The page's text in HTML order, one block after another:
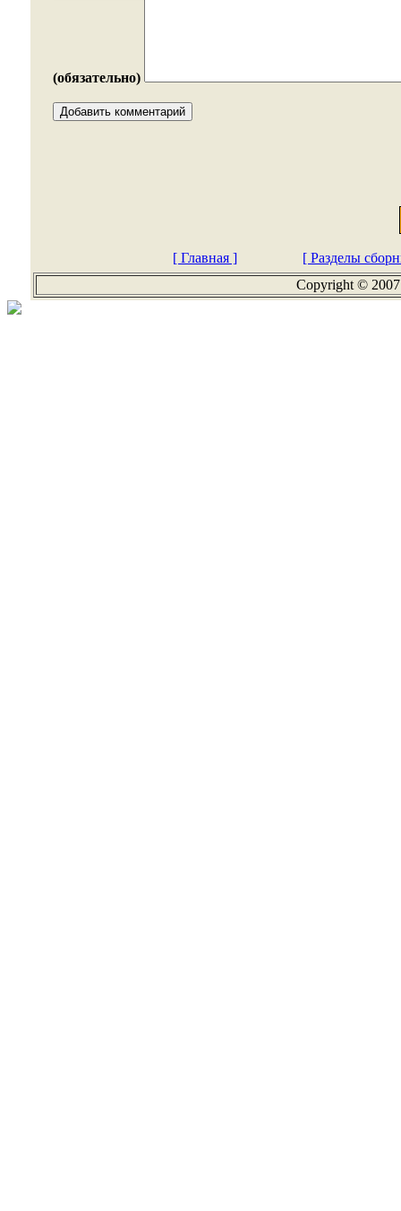
(обязательно)
[ Главная ]
[ Разделы
Copyright ©